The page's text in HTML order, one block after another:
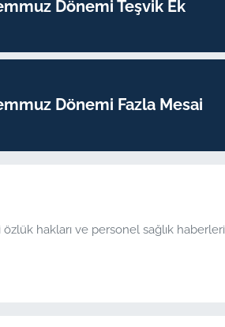
Dönemi Teşvik Ek
Dönemi Fazla Mesai
hakları ve personel sağlık haberleri